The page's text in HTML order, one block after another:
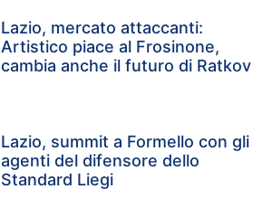
Lazio, mercato attaccanti:
Artistico piace al Frosinone,
cambia anche il futuro di Ratkov
Lazio, summit a Formello con gli
agenti del difensore dello
Standard Liegi